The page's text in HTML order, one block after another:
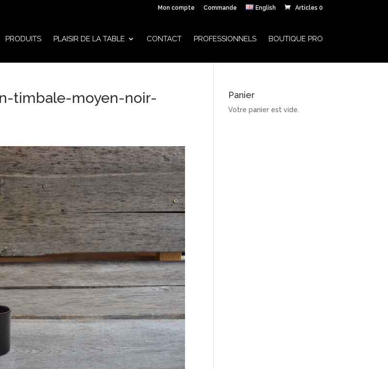
Mon compte Commande English Articles 0
PRODUITS PLAISIR DE LA TABLE CONTACT PROFESSIONNELS BOUTIQUE PRO
timbale-moyen-noir-
Panier
Votre panier est vide.